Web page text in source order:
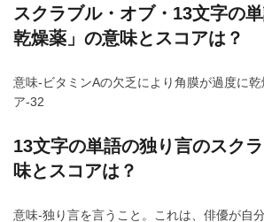
スクラブル・オブ・13文字の
乾燥薬」の意味とスコアは？
意味-ビタミンAの欠乏により角膜が過度に
ア-32
13文字の単語の独り言のスク
味とスコアは？
意味-独り言を言うこと。これは、俳優が自